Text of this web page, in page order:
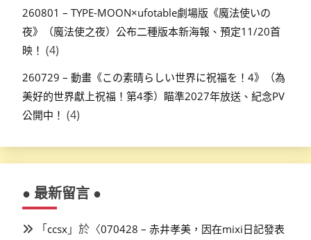
260801 – TYPE-MOON×ufotable劇場版《魔法使いの
夜》（魔法使之夜）公布二種版本新海報、預定11/20首
映！ (4)
260729 – 動畫《この素晴らしい世界に祝福を！4》（為
美好的世界獻上祝福！第4季）瞄準2027年放送、紀念PV
公開中！ (4)
● 最新留言 ●
「ccsx 」於〈070428 – 赤井孝美，因在mixi日記發表